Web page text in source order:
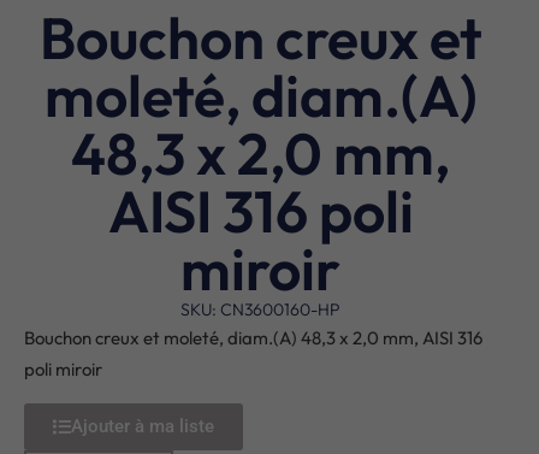
Bouchon creux et
moleté, diam.(A)
48,3 x 2,0 mm,
AISI 316 poli
miroir
SKU: CN3600160-HP
Bouchon creux et moleté, diam.(A) 48,3 x 2,0 mm, AISI 316
poli miroir
Ajouter à ma liste